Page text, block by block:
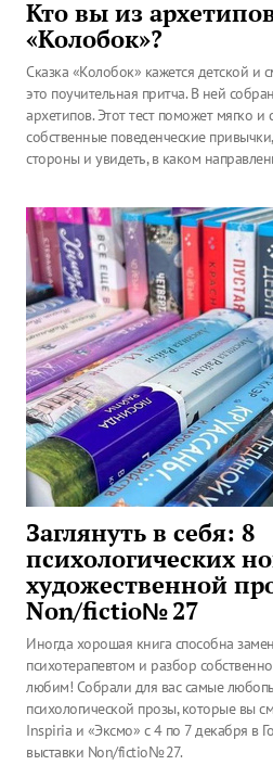
Кто вы из
«Колобок»?
Сказка «Колобок» кажется детской и
это поучительная притча. В ней
архетипов. Этот тест поможет мягко и
собственные поведенческие
стороны и увидеть, в каком
Заглянуть в себя: 8
психологических
художественной
Non/fictio№ 27
Иногда хорошая книга способна
психотерапевтом и разбор
любим! Собрали для вас самые
психологической прозы, которые вы
Inspiria и «Эксмо» с 4 по 7 декабря в
выставки Non/fictio№ 27.